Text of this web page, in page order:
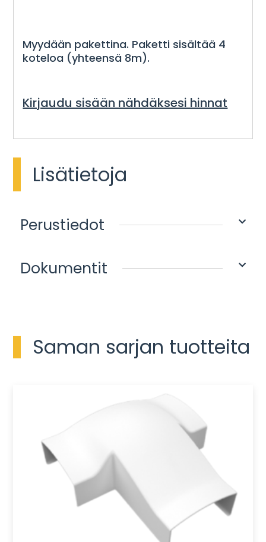
Myydään pakettina. Paketti sisältää 4
koteloa (yhteensä 8m).
Kirjaudu sisään nähdäksesi hinnat
Lisätietoja
Perustiedot
Dokumentit
Saman sarjan tuotteita